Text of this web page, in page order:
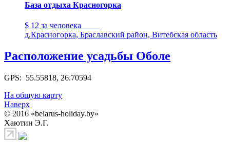
База отдыха Красногорка
$ 12 за человека
д.Красногорка, Браславский район, Витебская область
Расположение усадьбы Оболе
GPS: 55.55818, 26.70594
На общую карту
Наверх
© 2016 «belarus-holiday.by»
Хаютин Э.Г.